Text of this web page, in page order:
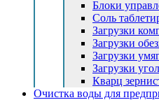
Блоки
Соль
Загрузки
Загрузки
Загрузки
Загрузки
Кварц
Очистка воды для